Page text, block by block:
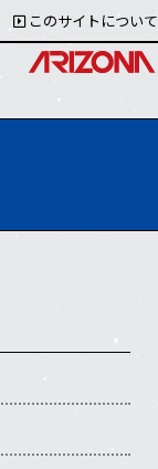
このサイトについて